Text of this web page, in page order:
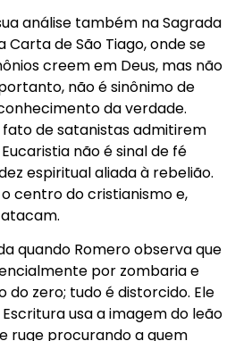
análise também na Sagrada
Carta de São Tiago, onde se
creem em Deus, mas não
não é sinônimo de
da verdade.
fato de satanistas admitirem
não é sinal de fé
espiritual aliada à rebelião.
centro do cristianismo e,
quando Romero observa que
por zombaria e
do zero; tudo é distorcido. Ele
usa a imagem do leão
ruge procurando a quem